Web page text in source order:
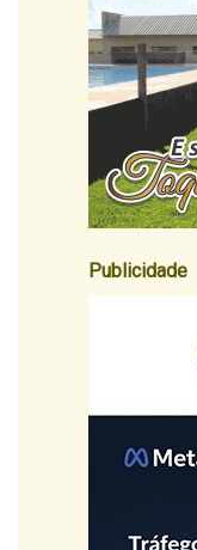
Publicidade